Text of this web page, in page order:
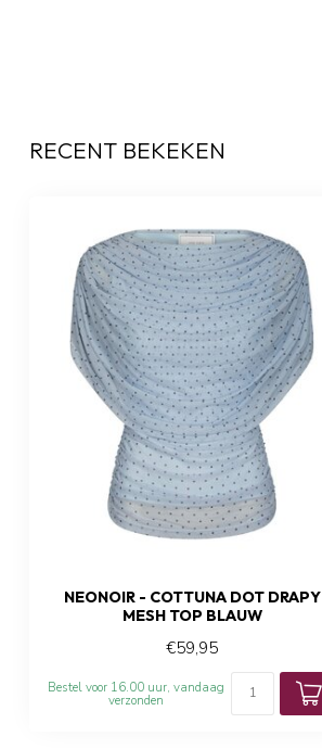
RECENT BEKEKEN
NEONOIR - COTTUNA DOT DRAPY
MESH TOP BLAUW
€59,95
Bestel voor 16.00 uur, vandaag
verzonden